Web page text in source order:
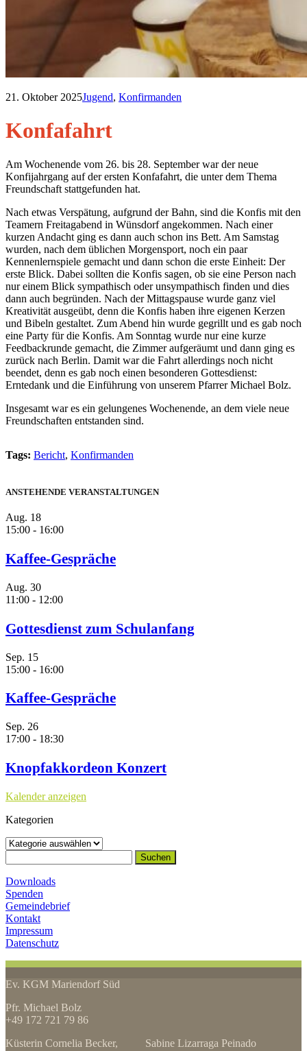
21. Oktober 2025Jugend, Konfirmanden
Konfafahrt
Am Wochenende vom 26. bis 28. September war der neue
Konfijahrgang auf der ersten Konfafahrt, die unter dem Thema
Freundschaft stattgefunden hat.
Nach etwas Verspätung, aufgrund der Bahn, sind die Konfis mit den
Teamern Freitagabend in Wünsdorf angekommen. Nach einer
kurzen Andacht ging es dann auch schon ins Bett. Am Samstag
wurden, nach dem üblichen Morgensport, noch ein paar
Kennenlernspiele gemacht und dann schon die erste Einheit: Der
erste Blick. Dabei sollten die Konfis sagen, ob sie eine Person nach
nur einem Blick sympathisch oder unsympathisch finden und dies
dann auch begründen. Nach der Mittagspause wurde ganz viel
Kreativität ausgeübt, denn die Konfis haben ihre eigenen Kerzen
und Bibeln gestaltet. Zum Abend hin wurde gegrillt und es gab noch
eine Party für die Konfis. Am Sonntag wurde nur eine kurze
Feedbackrunde gemacht, die Zimmer aufgeräumt und dann ging es
zurück nach Berlin. Damit war die Fahrt allerdings noch nicht
beendet, denn es gab noch einen besonderen Gottesdienst:
Erntedank und die Einführung von unserem Pfarrer Michael Bolz.
Insgesamt war es ein gelungenes Wochenende, an dem viele neue
Freundschaften entstanden sind.
Tags: Bericht, Konfirmanden
ANSTEHENDE VERANSTALTUNGEN
Aug. 18
15:00 - 16:00
Kaffee-Gespräche
Aug. 30
11:00 - 12:00
Gottesdienst zum Schulanfang
Sep. 15
15:00 - 16:00
Kaffee-Gespräche
Sep. 26
17:00 - 18:30
Knopfakkordeon Konzert
Kalender anzeigen
Kategorien
Kategorien
nach:
Downloads
Spenden
Gemeindebrief
Kontakt
Impressum
Datenschutz
Ev. KGM Mariendorf Süd
Pfr. Michael Bolz
+49 172 721 79 86
Küsterin Cornelia Becker, Sabine Lizarraga Peinado